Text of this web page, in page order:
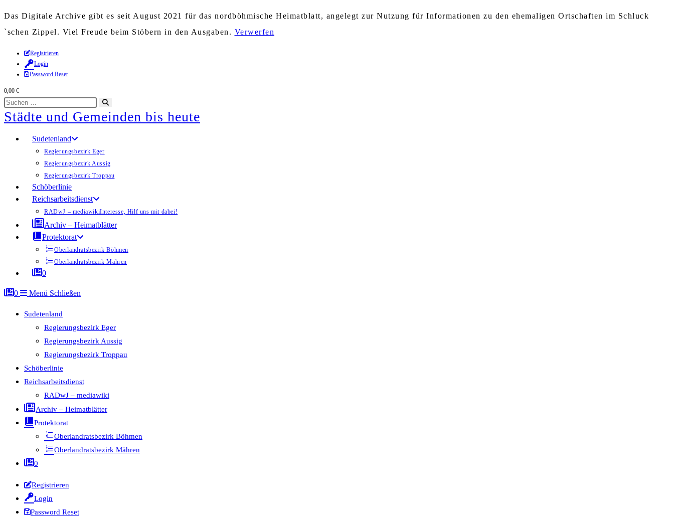
Das Digitale Archive gibt es seit August 2021 für das nordböhmische Heimatblatt, angelegt zur Nutzung für Informationen zu den ehemaligen Ortschaften im Schluck
`schen Zippel. Viel Freude beim Stöbern in den Ausgaben. Verwerfen
Zum
Inhalt
springen
Registrieren
Login
Password Reset
0,00 €
Diese
Website
durchsuchen
starten
Städte und Gemeinden bis heute
Sudetenland
Regierungsbezirk Eger
Regierungsbezirk Aussig
Regierungsbezirk Troppau
Schöberlinie
Reichsarbeitsdienst
RADwJ – mediawikiInteresse, Hilf uns mit dabei!
Archiv – Heimatblätter
Protektorat
Oberlandratsbezirk Böhmen
Oberlandratsbezirk Mähren
0
0 Menü Schließen
Sudetenland
Regierungsbezirk Eger
Regierungsbezirk Aussig
Regierungsbezirk Troppau
Schöberlinie
Reichsarbeitsdienst
RADwJ – mediawiki
Archiv – Heimatblätter
Protektorat
Oberlandratsbezirk Böhmen
Oberlandratsbezirk Mähren
0
Registrieren
Login
Password Reset